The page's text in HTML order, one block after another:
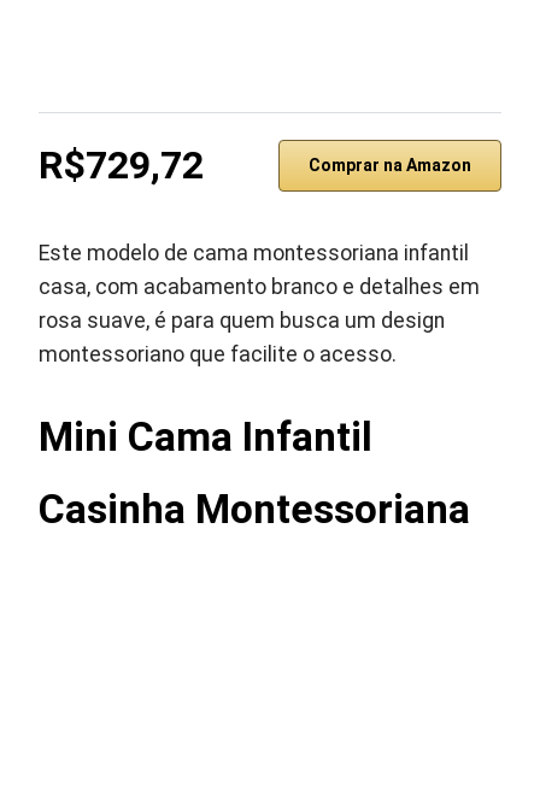
R$729,72 Comprar na Amazon
Este modelo de cama montessoriana infantil
casa, com acabamento branco e detalhes em
rosa suave, é para quem busca um design
montessoriano que facilite o acesso.
Mini Cama Infantil
Casinha Montessoriana